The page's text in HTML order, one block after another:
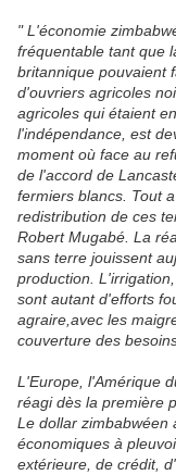
" L'économie
fréquentable tant que
britannique pouvaient
d'ouvriers agricoles
agricoles qui étaient
l'indépendance, est
moment où face au
de l'accord de
fermiers blancs. Tout
redistribution de ces
Robert Mugabé. La
sans terre jouissent
production.
sont autant d'efforts
agraire,avec les
couverture des
L'Europe, l'Amérique
réagi dès la première
Le dollar zimbabwéen
économiques à
extérieure, de crédit,